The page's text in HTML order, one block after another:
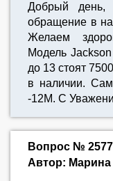
Добрый день,
обращение в
Желаем
Модель
до 13 стоят
в наличии.
-12М. С
Вопрос № 2577
Автор: Марина